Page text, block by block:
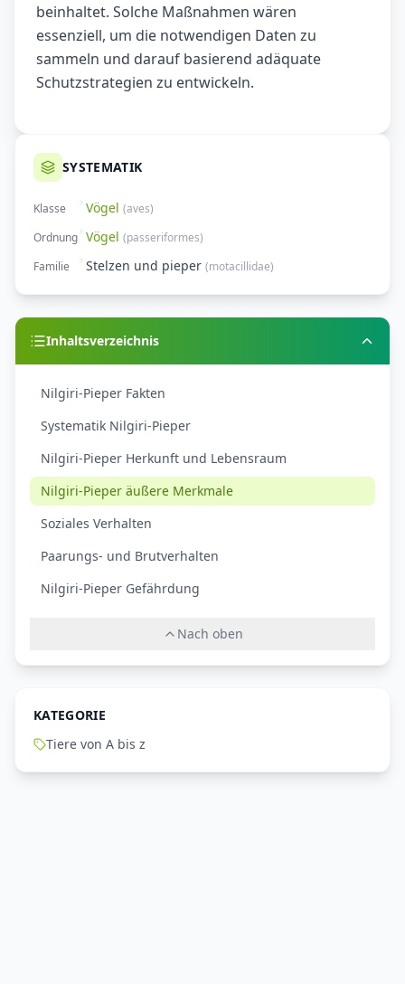
beinhaltet. Solche Maßnahmen wären
essenziell, um die notwendigen Daten zu
sammeln und darauf basierend adäquate
Schutzstrategien zu entwickeln.
SYSTEMATIK
Klasse Vögel (aves)
Ordnung Vögel (passeriformes)
Familie
Stelzen und pieper (motacillidae)
Inhaltsverzeichnis
Nilgiri-Pieper Fakten
Systematik Nilgiri-Pieper
Nilgiri-Pieper Herkunft und Lebensraum
Nilgiri-Pieper äußere Merkmale
Soziales Verhalten
Paarungs- und Brutverhalten
Nilgiri-Pieper Gefährdung
Nach oben
KATEGORIE
Tiere von A bis z